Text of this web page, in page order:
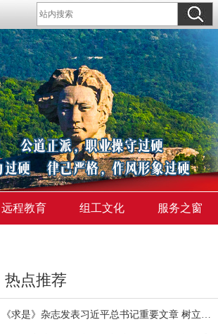
远程教育 组工文化 服务之窗
热点推荐
《求是》杂志发表习近平总书记重要文章 树立和践行正确政绩观